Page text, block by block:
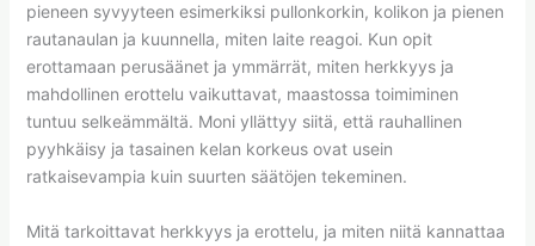
pieneen syvyyteen esimerkiksi pullonkorkin, kolikon ja pienen
rautanaulan ja kuunnella, miten laite reagoi. Kun opit
erottamaan perusäänet ja ymmärrät, miten herkkyys ja
mahdollinen erottelu vaikuttavat, maastossa toimiminen
tuntuu selkeämmältä. Moni yllättyy siitä, että rauhallinen
pyyhkäisy ja tasainen kelan korkeus ovat usein
ratkaisevampia kuin suurten säätöjen tekeminen.
Mitä tarkoittavat herkkyys ja erottelu, ja miten niitä kannattaa